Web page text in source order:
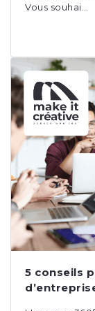
Vous souhai…
5 conseils